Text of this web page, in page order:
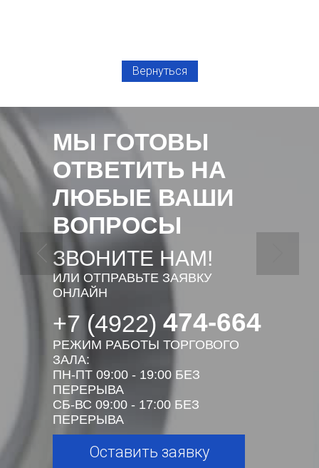
Вернуться
МЫ ГОТОВЫ
ОТВЕТИТЬ НА
ЛЮБЫЕ ВАШИ
ВОПРОСЫ
ЗВОНИТЕ НАМ!
ИЛИ ОТПРАВЬТЕ ЗАЯВКУ
ОНЛАЙН
+7 (4922) 474-664
РЕЖИМ РАБОТЫ ТОРГОВОГО
ЗАЛА:
ПН-ПТ 09:00 - 19:00 БЕЗ
ПЕРЕРЫВА
СБ-ВС 09:00 - 17:00 БЕЗ
ПЕРЕРЫВА
Оставить заявку